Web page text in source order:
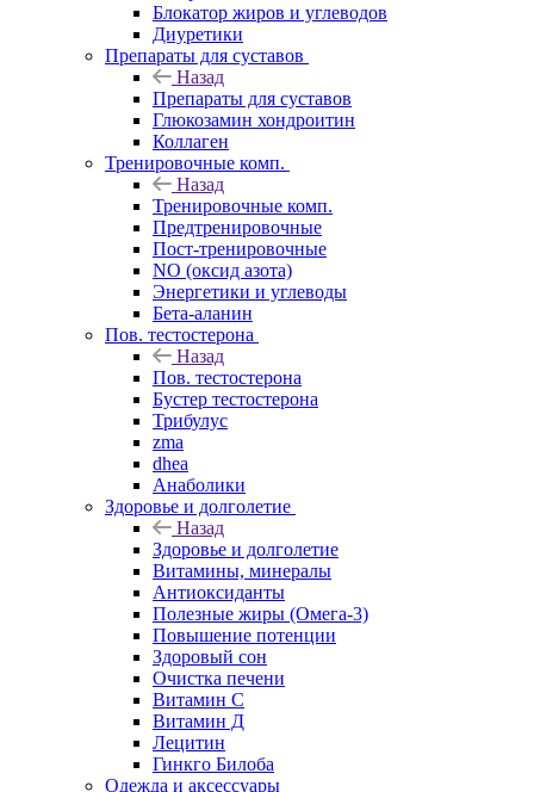
Блокатор жиров и углеводов
Диуретики
Препараты для суставов
Назад
Препараты для суставов
Глюкозамин хондроитин
Коллаген
Тренировочные комп.
Назад
Тренировочные комп.
Предтренировочные
Пост-тренировочные
NO (оксид азота)
Энергетики и углеводы
Бета-аланин
Пов. тестостерона
Назад
Пов. тестостерона
Бустер тестостерона
Трибулус
zma
dhea
Анаболики
Здоровье и долголетие
Назад
Здоровье и долголетие
Витамины, минералы
Антиоксиданты
Полезные жиры (Омега-3)
Повышение потенции
Здоровый сон
Очистка печени
Витамин С
Витамин Д
Лецитин
Гинкго Билоба
Одежда и аксессуары